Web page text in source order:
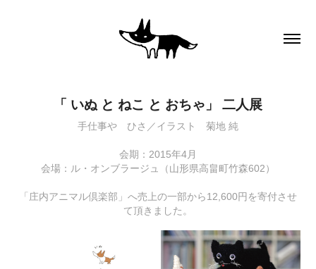
「 いぬ と ねこ と おちゃ」 二人展
手仕事や ひさ／イラスト 菊地 純
会期：2015年4月
会場：ル・オンブラージュ（山形県高畠町竹森602）
「庄内アニマル倶楽部」へ売上の一部から12,600円を寄付させ
て頂きました。